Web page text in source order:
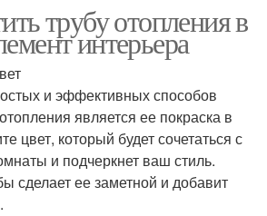
трубу отопления в
интерьера
и эффективных способов
является ее покраска в
цвет, который будет сочетаться с
и подчеркнет ваш стиль.
сделает ее заметной и добавит